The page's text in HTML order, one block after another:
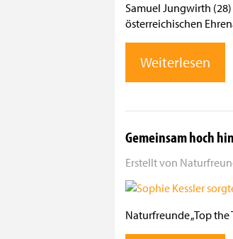
Samuel Jungwirth
österreichischen
Weiterlesen
Gemeinsam hoch
Erstellt von
Naturfreunde „Top the